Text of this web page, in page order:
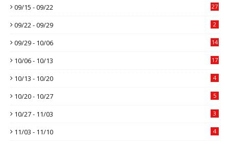
09/15 - 09/22 27
09/22 - 09/29 2
09/29 - 10/06 14
10/06 - 10/13 17
10/13 - 10/20 4
10/20 - 10/27 5
10/27 - 11/03 3
11/03 - 11/10 4